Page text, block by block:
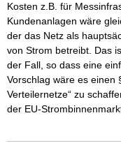
Kosten z.B. für
Kundenanlagen wäre
der das Netz als
von Strom betreibt. Das
der Fall, so dass eine
Vorschlag wäre es einen
Verteilernetze“ zu
der EU-